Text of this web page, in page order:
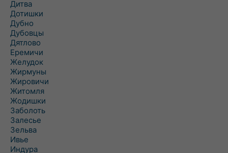
Дитва
Дотишки
Дубно
Дубовцы
Дятлово
Еремичи
Желудок
Жирмуны
Жировичи
Житомля
Жодишки
Заболоть
Залесье
Зельва
Ивье
Индура